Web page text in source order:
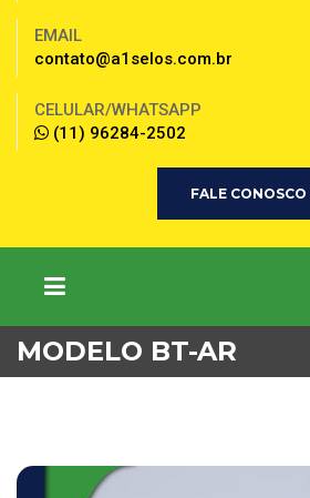
EMAIL
contato@a1selos.com.br
CELULAR/WHATSAPP
(11) 96284-2502
FALE CONOSCO
MODELO BT-AR